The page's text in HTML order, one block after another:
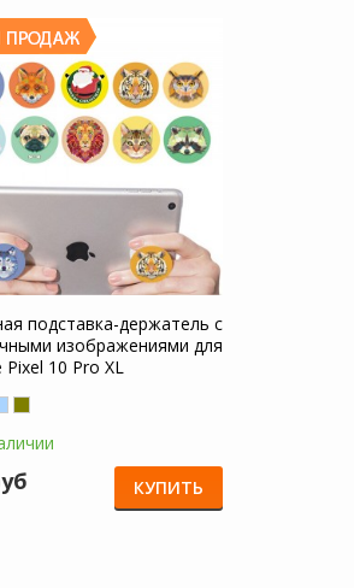
подставка-держатель с
изображениями для
Pixel 10 Pro XL
КУПИТЬ